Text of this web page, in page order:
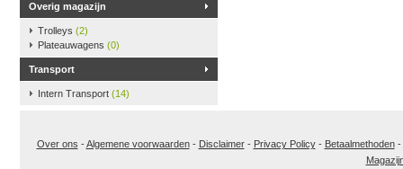
Overig magazijn
Trolleys (2)
Plateauwagens (0)
Transport
Intern Transport (14)
Over ons -Algemene voorwaarden- Disclaimer- Privacy Policy- Betaalmethoden-